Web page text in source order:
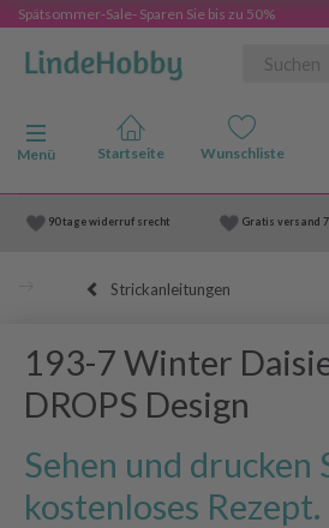
Spätsommer-Sale- Sparen Sie bis zu 50%
Anzeige ändern
Menü
90 tage widerruf srecht Gratis versand
Strickanleitungen
193-7 Winter
DROPS Design
Sehen und drucken
kostenloses Rezept.